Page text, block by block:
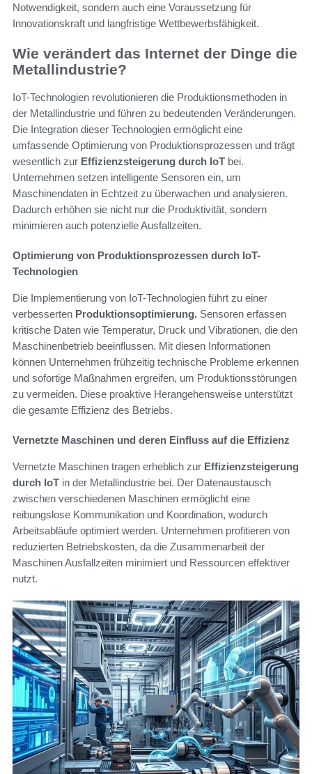
Notwendigkeit, sondern auch eine Voraussetzung für
Innovationskraft und langfristige Wettbewerbsfähigkeit.
Wie verändert das Internet der Dinge die
Metallindustrie?
IoT-Technologien revolutionieren die Produktionsmethoden in
der Metallindustrie und führen zu bedeutenden Veränderungen.
Die Integration dieser Technologien ermöglicht eine
umfassende Optimierung von Produktionsprozessen und trägt
wesentlich zur Effizienzsteigerung durch IoT bei.
Unternehmen setzen intelligente Sensoren ein, um
Maschinendaten in Echtzeit zu überwachen und analysieren.
Dadurch erhöhen sie nicht nur die Produktivität, sondern
minimieren auch potenzielle Ausfallzeiten.
Optimierung von Produktionsprozessen durch IoT-
Technologien
Die Implementierung von IoT-Technologien führt zu einer
verbesserten Produktionsoptimierung. Sensoren erfassen
kritische Daten wie Temperatur, Druck und Vibrationen, die den
Maschinenbetrieb beeinflussen. Mit diesen Informationen
können Unternehmen frühzeitig technische Probleme erkennen
und sofortige Maßnahmen ergreifen, um Produktionsstörungen
zu vermeiden. Diese proaktive Herangehensweise unterstützt
die gesamte Effizienz des Betriebs.
Vernetzte Maschinen und deren Einfluss auf die Effizienz
Vernetzte Maschinen tragen erheblich zur Effizienzsteigerung
durch IoT in der Metallindustrie bei. Der Datenaustausch
zwischen verschiedenen Maschinen ermöglicht eine
reibungslose Kommunikation und Koordination, wodurch
Arbeitsabläufe optimiert werden. Unternehmen profitieren von
reduzierten Betriebskosten, da die Zusammenarbeit der
Maschinen Ausfallzeiten minimiert und Ressourcen effektiver
nutzt.